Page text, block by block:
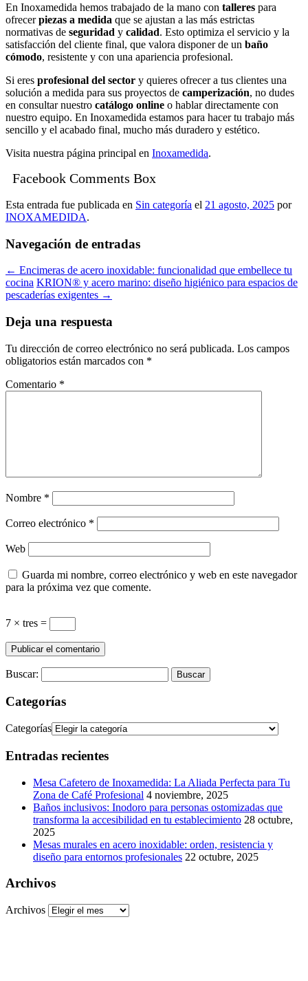
En Inoxamedida hemos trabajado de la mano con talleres para
ofrecerpiezas a medida que se ajustan a las más estrictas
normativas de seguridad y calidad. Esto optimiza el servicio y la
satisfacción del cliente final, que valora disponer de un baño
cómodo, resistente y con una apariencia profesional.
Si eres profesional del sector y quieres ofrecer a tus clientes una
solución a medida para sus proyectos de camperización, no dudes
en consultar nuestro catálogo online o hablar directamente con
nuestro equipo. En Inoxamedida estamos para hacer tu trabajo más
sencillo y el acabado final, mucho más duradero y estético.
Visita nuestra página principal en Inoxamedida.
Facebook Comments Box
Esta entrada fue publicada en Sin categoría el 21 agosto, 2025 por
INOXAMEDIDA.
Navegación de entradas
← Encimeras de acero inoxidable: funcionalidad que embellece tu
cocina KRION® y acero marino: diseño higiénico para espacios de
pescaderías exigentes →
Deja una respuesta
Tu dirección de correo electrónico no será publicada. Los campos
obligatorios están marcados con *
Comentario *
Nombre *
Correo electrónico *
Web
Guarda mi nombre, correo electrónico y web en este navegador
para la próxima vez que comente.
7 × tres =
Buscar:
Categorías
Categorías
Entradas recientes
Mesa Cafetero de Inoxamedida: La Aliada Perfecta para Tu
Zona de Café Profesional 4 noviembre, 2025
Baños inclusivos: Inodoro para personas ostomizadas que
transforma la accesibilidad en tu establecimiento 28 octubre,
2025
Mesas murales en acero inoxidable: orden, resistencia y
diseño para entornos profesionales 22 octubre, 2025
Archivos
Archivos